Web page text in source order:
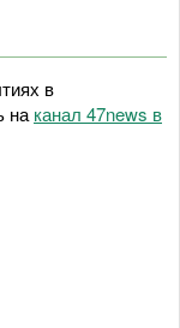
в
на канал 47news в